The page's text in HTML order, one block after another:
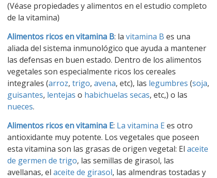
(Véase propiedades y alimentos en el estudio completo
de la vitamina)
Alimentos ricos en vitamina B: la vitamina B es una
aliada del sistema inmunológico que ayuda a mantener
las defensas en buen estado. Dentro de los alimentos
vegetales son especialmente ricos los cereales
integrales (arroz, trigo, avena, etc), las legumbres (soja,
guisantes, lentejas o habichuelas secas, etc,) o las
nueces.
Alimentos ricos en vitamina E: La vitamina E es otro
antioxidante muy potente. Los vegetales que poseen
esta vitamina son las grasas de origen vegetal: El aceite
de germen de trigo, las semillas de girasol, las
avellanas, el aceite de girasol, las almendras tostadas y